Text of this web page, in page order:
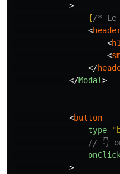
>
{/* Le
<
<h1
<
</
</Modal>
<button
type=
// 👇
>